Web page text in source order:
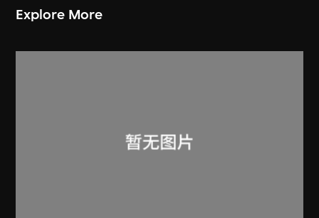
Explore More